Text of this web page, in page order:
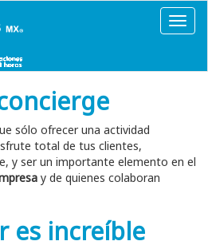
sólo ofrecer una actividad
total de tus clientes,
y ser un importante elemento en el
y de quienes colaboran
es increíble